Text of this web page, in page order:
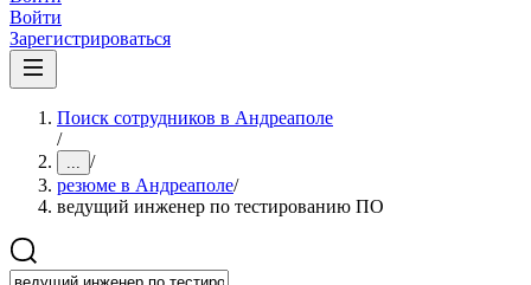
Войти
Зарегистрироваться
Поиск сотрудников в Андреаполе
/
... /
резюме в Андреаполе/
ведущий инженер по тестированию ПО